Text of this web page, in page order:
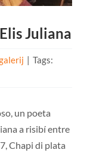
Juliana
| Tags:
un poeta
a risibí entre
Chapi di plata